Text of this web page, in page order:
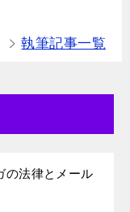
執筆記事一覧
の法律とメール